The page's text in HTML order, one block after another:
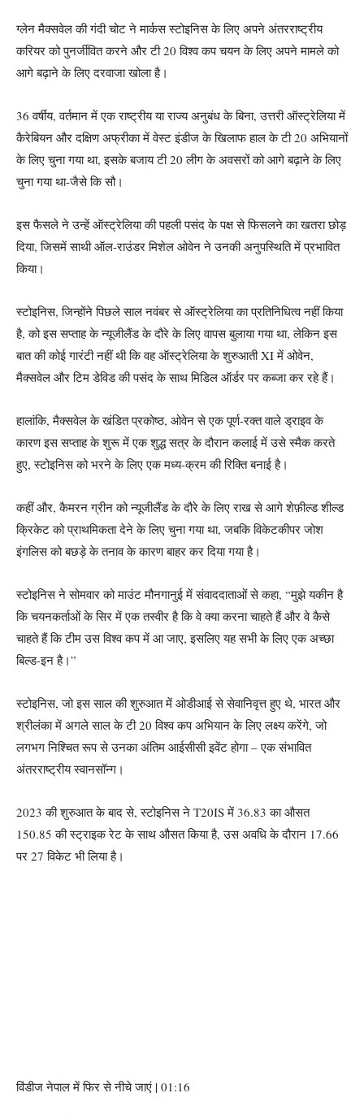
ग्लेन मैक्सवेल की गंदी चोट ने मार्कस स्टोइनिस के लिए अपने अंतरराष्ट्रीय
करियर को पुनर्जीवित करने और टी 20 विश्व कप चयन के लिए अपने मामले को
आगे बढ़ाने के लिए दरवाजा खोला है।
36 वर्षीय, वर्तमान में एक राष्ट्रीय या राज्य अनुबंध के बिना, उत्तरी ऑस्ट्रेलिया में
कैरेबियन और दक्षिण अफ्रीका में वेस्ट इंडीज के खिलाफ हाल के टी 20 अभियानों
के लिए चुना गया था, इसके बजाय टी 20 लीग के अवसरों को आगे बढ़ाने के लिए
चुना गया था-जैसे कि सौ।
इस फैसले ने उन्हें ऑस्ट्रेलिया की पहली पसंद के पक्ष से फिसलने का खतरा छोड़
दिया, जिसमें साथी ऑल-राउंडर मिशेल ओवेन ने उनकी अनुपस्थिति में प्रभावित
किया।
स्टोइनिस, जिन्होंने पिछले साल नवंबर से ऑस्ट्रेलिया का प्रतिनिधित्व नहीं किया
है, को इस सप्ताह के न्यूजीलैंड के दौरे के लिए वापस बुलाया गया था, लेकिन इस
बात की कोई गारंटी नहीं थी कि वह ऑस्ट्रेलिया के शुरुआती XI में ओवेन,
मैक्सवेल और टिम डेविड की पसंद के साथ मिडिल ऑर्डर पर कब्जा कर रहे हैं।
हालांकि, मैक्सवेल के खंडित प्रकोष्ठ, ओवेन से एक पूर्ण-रक्त वाले ड्राइव के
कारण इस सप्ताह के शुरू में एक शुद्ध सत्र के दौरान कलाई में उसे स्मैक करते
हुए, स्टोइनिस को भरने के लिए एक मध्य-क्रम की रिक्ति बनाई है।
कहीं और, कैमरन ग्रीन को न्यूजीलैंड के दौरे के लिए राख से आगे शेफ़ील्ड शील्ड
क्रिकेट को प्राथमिकता देने के लिए चुना गया था, जबकि विकेटकीपर जोश
इंगलिस को बछड़े के तनाव के कारण बाहर कर दिया गया है।
स्टोइनिस ने सोमवार को माउंट मौनगानुई में संवाददाताओं से कहा, “मुझे यकीन है
कि चयनकर्ताओं के सिर में एक तस्वीर है कि वे क्या करना चाहते हैं और वे कैसे
चाहते हैं कि टीम उस विश्व कप में आ जाए, इसलिए यह सभी के लिए एक अच्छा
बिल्ड-इन है।”
स्टोइनिस, जो इस साल की शुरुआत में ओडीआई से सेवानिवृत्त हुए थे, भारत और
श्रीलंका में अगले साल के टी 20 विश्व कप अभियान के लिए लक्ष्य करेंगे, जो
लगभग निश्चित रूप से उनका अंतिम आईसीसी इवेंट होगा – एक संभावित
अंतरराष्ट्रीय स्वानसॉन्ग।
2023 की शुरुआत के बाद से, स्टोइनिस ने T20IS में 36.83 का औसत
150.85 की स्ट्राइक रेट के साथ औसत किया है, उस अवधि के दौरान 17.66
पर 27 विकेट भी लिया है।
विंडीज नेपाल में फिर से नीचे जाएं | 01:16